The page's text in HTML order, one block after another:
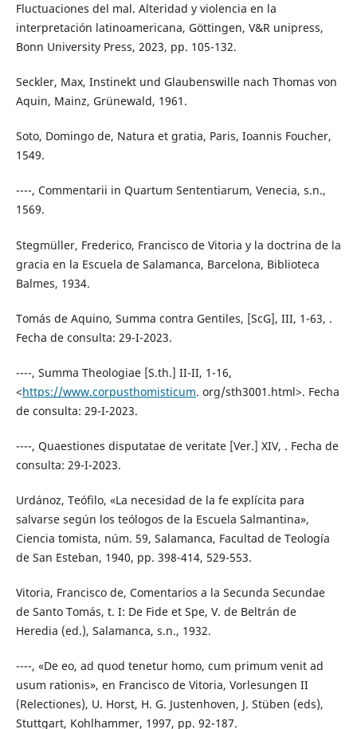
Fluctuaciones del mal. Alteridad y violencia en la
interpretación latinoamericana, Göttingen, V&R unipress,
Bonn University Press, 2023, pp. 105-132.
Seckler, Max, Instinekt und Glaubenswille nach Thomas von
Aquin, Mainz, Grünewald, 1961.
Soto, Domingo de, Natura et gratia, Paris, Ioannis Foucher,
1549.
----, Commentarii in Quartum Sententiarum, Venecia, s.n.,
1569.
Stegmüller, Frederico, Francisco de Vitoria y la doctrina de la
gracia en la Escuela de Salamanca, Barcelona, Biblioteca
Balmes, 1934.
Tomás de Aquino, Summa contra Gentiles, [ScG], III, 1-63, .
Fecha de consulta: 29-I-2023.
----, Summa Theologiae [S.th.] II-II, 1-16,
<https://www.corpusthomisticum. org/sth3001.html>. Fecha
de consulta: 29-I-2023.
----, Quaestiones disputatae de veritate [Ver.] XIV, . Fecha de
consulta: 29-I-2023.
Urdánoz, Teófilo, «La necesidad de la fe explícita para
salvarse según los teólogos de la Escuela Salmantina»,
Ciencia tomista, núm. 59, Salamanca, Facultad de Teología
de San Esteban, 1940, pp. 398-414, 529-553.
Vitoria, Francisco de, Comentarios a la Secunda Secundae
de Santo Tomás, t. I: De Fide et Spe, V. de Beltrán de
Heredia (ed.), Salamanca, s.n., 1932.
----, «De eo, ad quod tenetur homo, cum primum venit ad
usum rationis», en Francisco de Vitoria, Vorlesungen II
(Relectiones), U. Horst, H. G. Justenhoven, J. Stüben (eds),
Stuttgart, Kohlhammer, 1997, pp. 92-187.